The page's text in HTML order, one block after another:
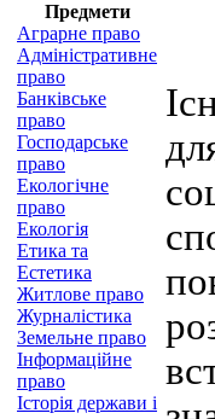
Предмети
Аграрне право
Адміністративне
право
Банківське
право
Господарське
право
Екологічне
право
Екологія
Етика та
Естетика
Житлове право
Журналістика
Земельне право
Інформаційне
право
Історія держави і